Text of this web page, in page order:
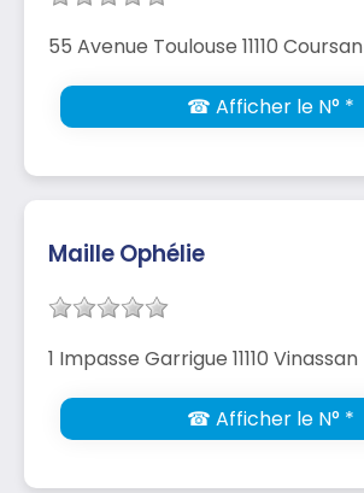
55 Avenue Toulouse 11110 Coursan
☎ Afficher le N° *
Maille Ophélie
1 Impasse Garrigue 11110 Vinassan
☎ Afficher le N° *